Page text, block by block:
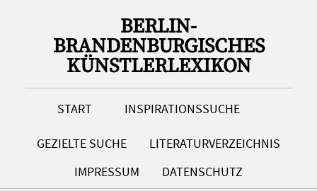
BERLIN-
BRANDENBURGISCHES
KÜNSTLERLEXIKON
START INSPIRATIONSSUCHE
GEZIELTE SUCHE
LITERATURVERZEICHNIS
IMPRESSUM
DATENSCHUTZ